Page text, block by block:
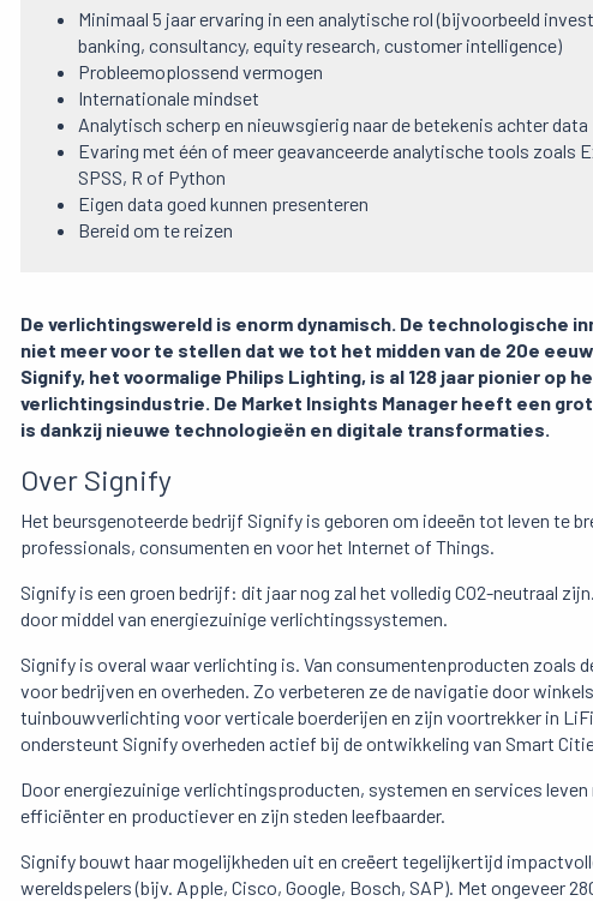
Minimaal 5 jaar ervaring in een analytische rol (bijvoorbeeld
banking, consultancy, equity research, customer intelligence)
Probleemoplossend vermogen
Internationale mindset
Analytisch scherp en nieuwsgierig naar de betekenis achter data
Evaring met één of meer geavanceerde analytische tools zoals
SPSS, R of Python
Eigen data goed kunnen presenteren
Bereid om te reizen
De verlichtingswereld is enorm dynamisch. De technologische
niet meer voor te stellen dat we tot het midden van de 20e
Signify, het voormalige Philips Lighting, is al 128 jaar pionier op
verlichtingsindustrie. De Market Insights Manager heeft een
is dankzij nieuwe technologieën en digitale transformaties.
Over Signify
Het beursgenoteerde bedrijf Signify is geboren om ideeën tot leven te
professionals, consumenten en voor het Internet of Things.
Signify is een groen bedrijf: dit jaar nog zal het volledig CO2-neutraal
door middel van energiezuinige verlichtingssystemen.
Signify is overal waar verlichting is. Van consumentenproducten zoals
voor bedrijven en overheden. Zo verbeteren ze de navigatie door
tuinbouwverlichting voor verticale boerderijen en zijn voortrekker in
ondersteunt Signify overheden actief bij de ontwikkeling van Smart
Door energiezuinige verlichtingsproducten, systemen en services
efficiënter en productiever en zijn steden leefbaarder.
Signify bouwt haar mogelijkheden uit en creëert tegelijkertijd
wereldspelers (bijv. Apple, Cisco, Google, Bosch, SAP). Met ongeveer